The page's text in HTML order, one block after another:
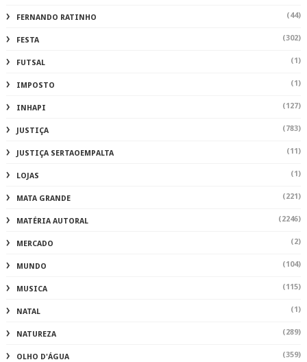
FERNANDO RATINHO (44)
FESTA (302)
FUTSAL (1)
IMPOSTO (1)
INHAPI (127)
JUSTIÇA (783)
JUSTIÇA SERTAOEMPALTA (11)
LOJAS (1)
MATA GRANDE (221)
MATÉRIA AUTORAL (2246)
MERCADO (2)
MUNDO (104)
MUSICA (115)
NATAL (1)
NATUREZA (289)
OLHO D'ÁGUA (359)